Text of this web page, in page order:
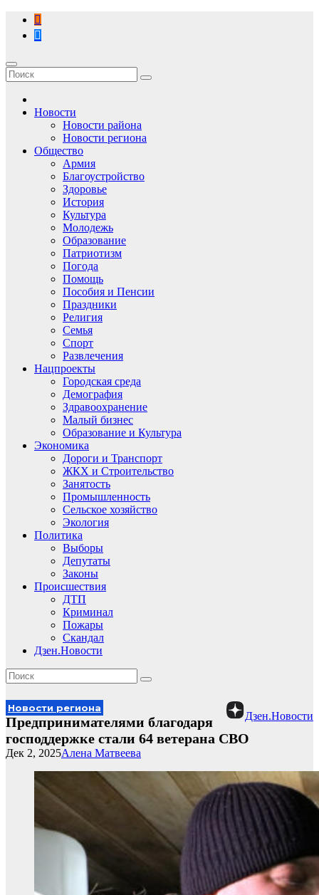
Перейти
содержимому
Новости
Новости района
Новости региона
Общество
Армия
Благоустройство
Здоровье
История
Культура
Молодежь
Образование
Патриотизм
Погода
Помощь
Пособия и Пенсии
Праздники
Религия
Семья
Спорт
Развлечения
Нацпроекты
Городская среда
Демография
Здравоохранение
Малый бизнес
Образование и Культура
Экономика
Дороги и Транспорт
ЖКХ и Строительство
Занятость
Промышленность
Сельское хозяйство
Экология
Политика
Выборы
Депутаты
Законы
Происшествия
ДТП
Криминал
Пожары
Скандал
Дзен.Новости
Дзен.Новости
Новости региона
Предпринимателями благодаря
господдержке стали 64 ветерана СВО
Алена Матвеева
Дек 2, 2025